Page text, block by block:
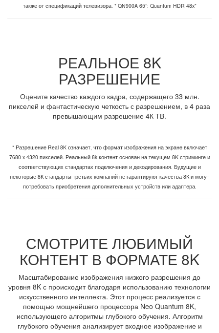
также от спецификаций телевизора. * QN900A 65’’: Quantum HDR 48x"
РЕАЛЬНОЕ 8K
РАЗРЕШЕНИЕ
Оцените качество каждого кадра, содержащего 33 млн.
пикселей и фантастическую четкость с разрешением, в 4 раза
превышающим разрешение 4К ТВ.
* Разрешение Real 8K означает, что формат изображения на экране включает
7680 x 4320 пикселей. Реальный 8k контент основан на текущем 8K стриминге и
соответствующих стандартах подключения и декодирования. Будущие и
некоторые 8К стандарты третьих компаний не гарантируют качества 8К и могут
потребовать приобретения дополнительных устройств или адаптера.
СМОТРИТЕ ЛЮБИМЫЙ
КОНТЕНТ В ФОРМАТЕ 8K
Масштабирование изображения низкого разрешения до
уровня 8K с происходит благодаря использованию технологии
искусственного интеллекта. Этот процесс реализуется с
помощью мощнейшего процессора Neo Quantum 8K,
использующего алгоритмы глубокого обучения. Алгоритм
глубокого обучения анализирует входное изображение и